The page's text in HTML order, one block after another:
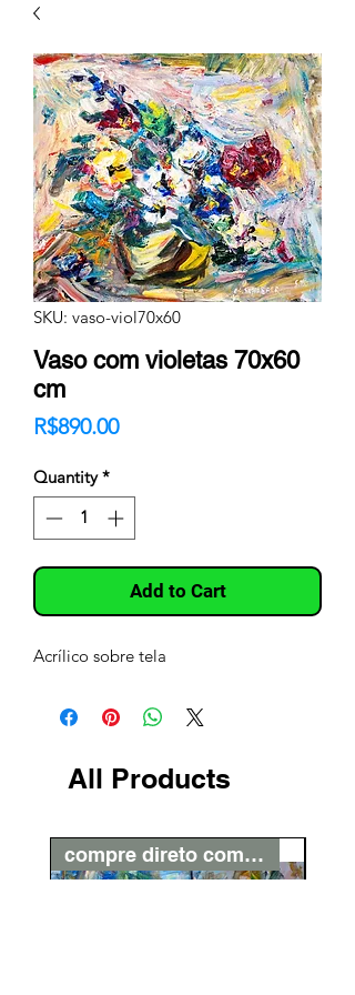
SKU: vaso-viol70x60
Vaso com violetas 70x60
cm
R$890.00Price
Quantity *
Add to Cart
Acrílico sobre tela
All Products
compre direto com o artista